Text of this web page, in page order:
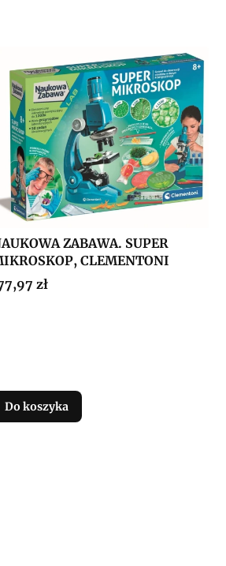
ZABAWA. SUPER
CLEMENTONI
zł
Do koszyka